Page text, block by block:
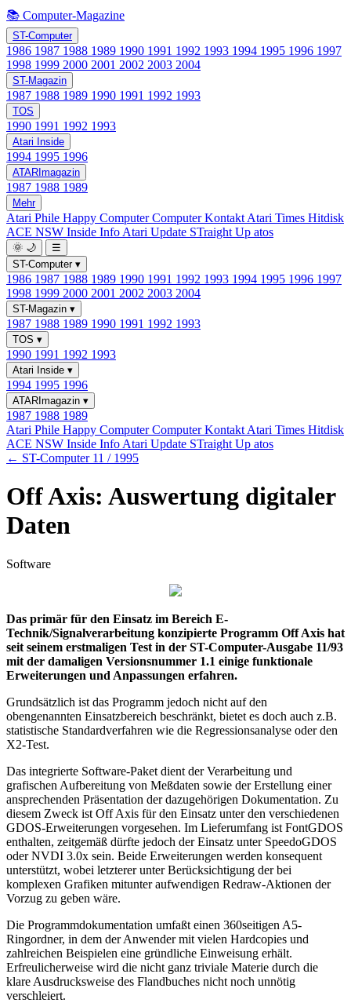
📚 Computer-Magazine
ST-Computer
1986 1987 1988 1989 1990 1991 1992 1993 1994 1995 1996 1997
1998 1999 2000 2001 2002 2003 2004
ST-Magazin
1987 1988 1989 1990 1991 1992 1993
TOS
1990 1991 1992 1993
Atari Inside
1994 1995 1996
ATARImagazin
1987 1988 1989
Mehr
Atari Phile Happy ComputerComputer Kontakt Atari Times Hitdisk
ACE NSW Inside Info Atari Update STraight Up atos
🌞 🌙
☰
ST-Computer ▾
1986 1987 1988 1989 1990 1991 1992 1993 1994 1995 1996 1997
1998 1999 2000 2001 2002 2003 2004
ST-Magazin ▾
1987 1988 1989 1990 1991 1992 1993
TOS ▾
1990 1991 1992 1993
Atari Inside ▾
1994 1995 1996
ATARImagazin ▾
1987 1988 1989
Atari Phile Happy ComputerComputer Kontakt Atari Times Hitdisk
ACE NSW Inside Info Atari Update STraight Up atos
← ST-Computer 11 / 1995
Off Axis: Auswertung digitaler
Daten
Software
Das primär für den Einsatz im Bereich E-
Technik/Signalverarbeitung konzipierte Programm Off Axis hat
seit seinem erstmaligen Test in der ST-Computer-Ausgabe 11/93
mit der damaligen Versionsnummer 1.1 einige funktionale
Erweiterungen und Anpassungen erfahren.
Grundsätzlich ist das Programm jedoch nicht auf den
obengenannten Einsatzbereich beschränkt, bietet es doch auch z.B.
statistische Standardverfahren wie die Regressionsanalyse oder den
X2-Test.
Das integrierte Software-Paket dient der Verarbeitung und
grafischen Aufbereitung von Meßdaten sowie der Erstellung einer
ansprechenden Präsentation der dazugehörigen Dokumentation. Zu
diesem Zweck ist Off Axis für den Einsatz unter den verschiedenen
GDOS-Erweiterungen vorgesehen. Im Lieferumfang ist FontGDOS
enthalten, zeitgemäß dürfte jedoch der Einsatz unter SpeedoGDOS
oder NVDI 3.0x sein. Beide Erweiterungen werden konsequent
unterstützt, wobei letzterer unter Berücksichtigung der bei
komplexen Grafiken mitunter aufwendigen Redraw-Aktionen der
Vorzug zu geben wäre.
Die Programmdokumentation umfaßt einen 360seitigen A5-
Ringordner, in dem der Anwender mit vielen Hardcopies und
zahlreichen Beispielen eine gründliche Einweisung erhält.
Erfreulicherweise wird die nicht ganz triviale Materie durch die
klare Ausdrucksweise des Flandbuches nicht noch unnötig
verschleiert.